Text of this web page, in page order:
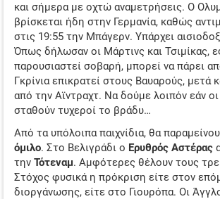
ΤΖΊΡΟΙ ΣΤΟΙΧΉΜΑΤΟΣ
ΠΡΟΤΕΙΝΌΜΕΝΑ SITES
ΠΡΌΓΡΑΜΜΑ TV
ΕΝΔΙΑΦΕΡΟΝ ΣΤΗ ΝΟΤΙΑ ΑΜΕΡΙΚΗ
και σήμερα με οχτώ αναμετρήσεις. Ο
βρίσκεται ήδη στην Γερμανία, καθώς
στις 19:55 την Μπάγερν. Υπάρχει
Όπως δήλωσαν οι Μάρτινς και Τσιμίκας,
παρουσιαστεί σοβαρή, μπορεί να πάρει
Γκρίνια επικρατεί στους Βαυαρούς, μετά
από την Αϊντραχτ. Να δούμε λοιπόν εάν
σταθούν τυχεροί το βράδυ…
Από τα υπόλοιπα παιχνίδια, θα
όμιλο. Στο Βελιγράδι ο Ερυθρός Αστέρας
την Τότεναμ. Αμφότερες θέλουν τους
Στόχος φυσικά η πρόκριση είτε στον
διοργάνωσης, είτε στο Γιουρόπα. Οι